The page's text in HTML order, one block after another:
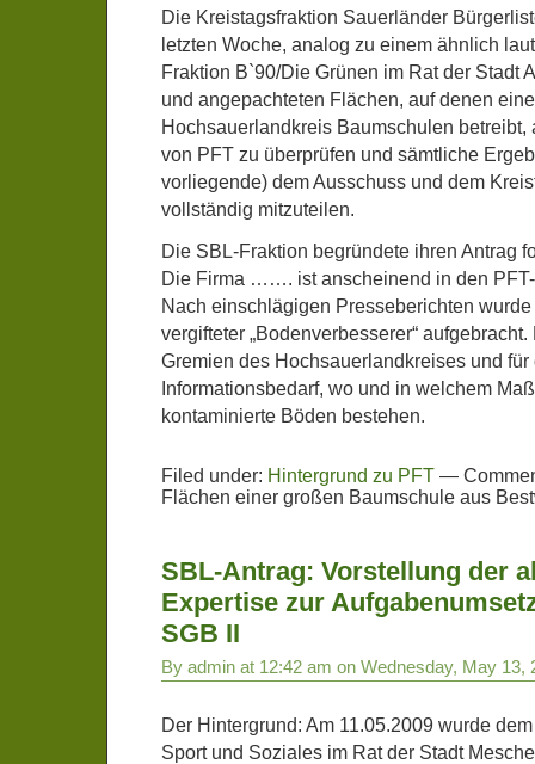
Die Kreistagsfraktion Sauerländer
letzten Woche, analog zu einem ähnlich
Fraktion B`90/Die Grünen im Rat der Stadt
und angepachteten Flächen, auf denen
Hochsauerlandkreis Baumschulen betreibt,
von PFT zu überprüfen und sämtliche
vorliegende) dem Ausschuss und dem
vollständig mitzuteilen.
Die SBL-Fraktion begründete ihren Antrag
Die Firma ……. ist anscheinend in den
Nach einschlägigen Presseberichten
vergifteter „Bodenverbesserer“
Gremien des Hochsauerlandkreises und
Informationsbedarf, wo und in welchem
kontaminierte Böden bestehen.
Filed under: Hintergrund zu PFT —
Flächen einer großen Baumschule aus
SBL-Antrag: Vorstellung der
Expertise zur
SGB II
By admin at 12:42 am on Wednesday, May 13,
Der Hintergrund: Am 11.05.2009 wurde
Sport und Soziales im Rat der Stadt